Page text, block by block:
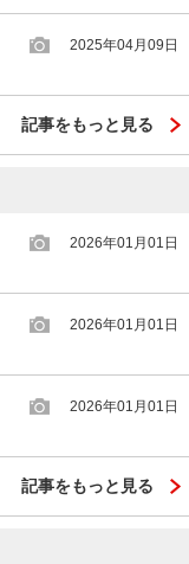
2025年04月09日
記事をもっと見る
2026年01月01日
2026年01月01日
2026年01月01日
記事をもっと見る